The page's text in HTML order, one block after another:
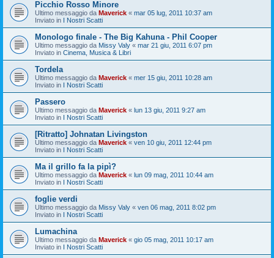
Picchio Rosso Minore
Ultimo messaggio da Maverick « mar 05 lug, 2011 10:37 am
Inviato in I Nostri Scatti
Monologo finale - The Big Kahuna - Phil Cooper
Ultimo messaggio da Missy Valy « mar 21 giu, 2011 6:07 pm
Inviato in Cinema, Musica & Libri
Tordela
Ultimo messaggio da Maverick « mer 15 giu, 2011 10:28 am
Inviato in I Nostri Scatti
Passero
Ultimo messaggio da Maverick « lun 13 giu, 2011 9:27 am
Inviato in I Nostri Scatti
[Ritratto] Johnatan Livingston
Ultimo messaggio da Maverick « ven 10 giu, 2011 12:44 pm
Inviato in I Nostri Scatti
Ma il grillo fa la pipì?
Ultimo messaggio da Maverick « lun 09 mag, 2011 10:44 am
Inviato in I Nostri Scatti
foglie verdi
Ultimo messaggio da Missy Valy « ven 06 mag, 2011 8:02 pm
Inviato in I Nostri Scatti
Lumachina
Ultimo messaggio da Maverick « gio 05 mag, 2011 10:17 am
Inviato in I Nostri Scatti